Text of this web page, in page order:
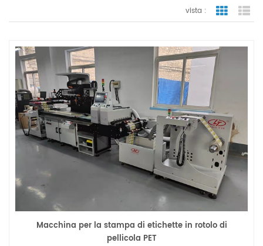
vista : vista a
Macchina per la stampa di etichette in rotolo di
pellicola PET